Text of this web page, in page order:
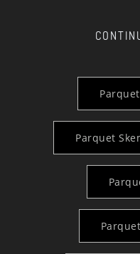
Parquet